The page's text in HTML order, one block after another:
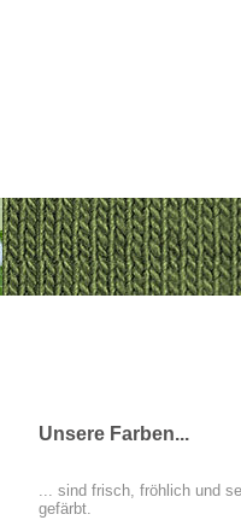
Unsere Farben...
... sind frisch, fröhlich und
gefärbt.